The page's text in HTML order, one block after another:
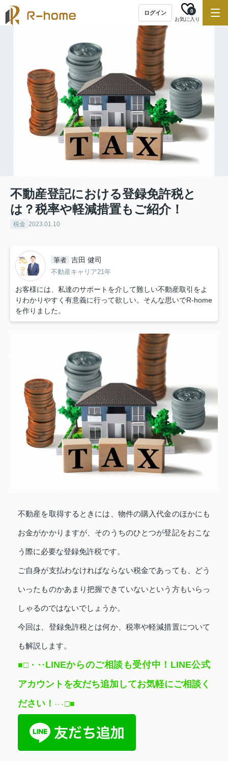
ログイン
お気に入り
0
不動産登記における登録免許税と
は？税率や軽減措置もご紹介！
税金 2023.01.10
筆者 吉田 健司
不動産キャリア21年
お客様には、私達のサポートを介して難しい不動産取引をよ
りわかりやすく有意義に行って欲しい。そんな思いでR-home
を作りました。
不動産を取得するときには、物件の購入代金のほかにも
お金がかかりますが、そのうちのひとつが登記をおこな
う際に必要な登録免許税です。
ご自身が支払わなければならない税金であっても、どう
いったものかあまり把握できていないという方もいらっ
しゃるのではないでしょうか。
今回は、登録免許税とは何か、税率や軽減措置について
も解説します。
■□ ・‥LINEからのご相談も受付中！LINE公式
アカウントを友だち追加してお気軽にご相談く
ださい ！ ‥ ・ □■